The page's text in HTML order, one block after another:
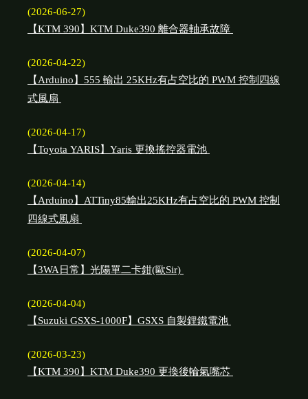
(2026-06-27)
【KTM 390】KTM Duke390 離合器軸承故障
(2026-04-22)
【Arduino】555 輸出 25KHz有占空比的 PWM 控制四線
式風扇
(2026-04-17)
【Toyota YARIS】Yaris 更換搖控器電池
(2026-04-14)
【Arduino】ATTiny85輸出25KHz有占空比的 PWM 控制
四線式風扇
(2026-04-07)
【3WA日常】光陽單二卡鉗(歐Sir)
(2026-04-04)
【Suzuki GSXS-1000F】GSXS 自製鋰鐵電池
(2026-03-23)
【KTM 390】KTM Duke390 更換後輪氣嘴芯